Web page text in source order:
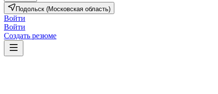
Подольск (Московская область)
Войти
Войти
Создать резюме